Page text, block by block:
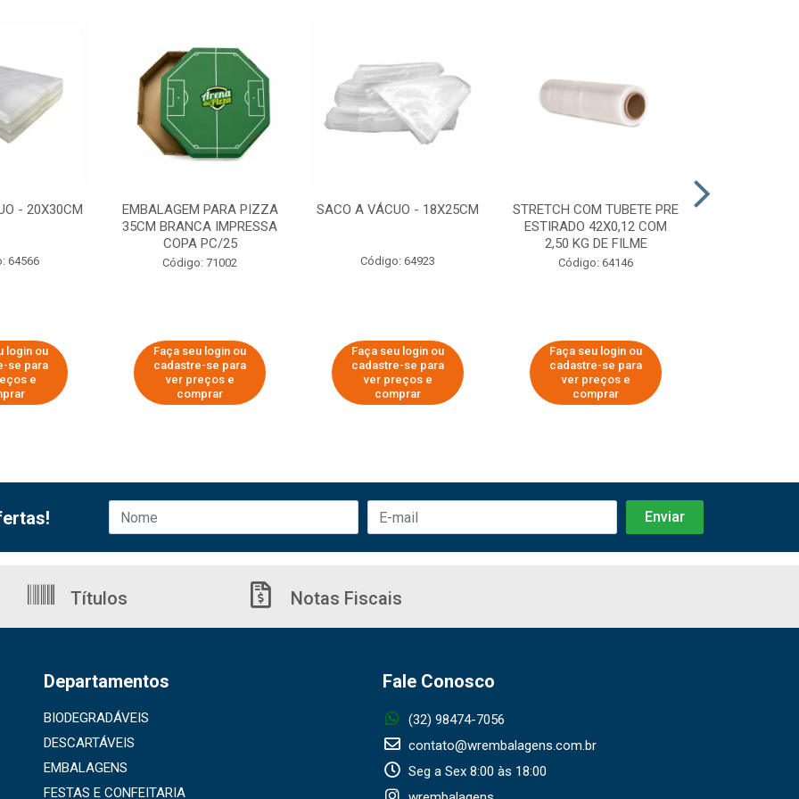
- 20X30CM
64566
login ou
se para
e
EMBALAGEM PARA PIZZA
35CM BRANCA IMPRESSA
COPA PC/25
Código: 71002
Faça seu login ou
cadastre-se para
ver preços e
comprar
SACO A VÁCUO - 18X25CM
Código: 64923
Faça seu login ou
cadastre-se para
ver preços e
comprar
STRETCH COM TUBETE PRE
ESTIRADO 42X0,12 COM
2,50 KG DE FILME
Código: 64146
Faça seu login ou
cadastre-se para
ver preços e
comprar
Títulos Notas Fiscais
Departamentos
BIODEGRADÁVEIS
DESCARTÁVEIS
EMBALAGENS
FESTAS E CONFEITARIA
Fale Conosco
(32) 98474-7056
contato@wrembalagens.com.br
Seg a Sex 8:00 às 18:00